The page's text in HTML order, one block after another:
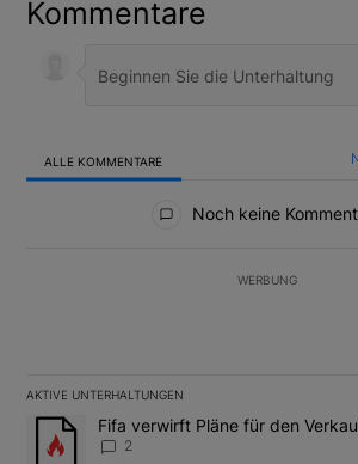
Kommentare
ALLE KOMMENTARE
Noch keine
WERBUNG
AKTIVE UNTERHALTUNGEN
Das Folgende ist eine Liste der am
Ein Trendartikel mit dem Titel "Fifa
Fifa verwirft Pläne für den
2